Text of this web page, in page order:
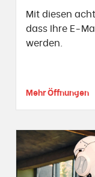
Mit diesen
dass Ihre E-
werden.
Mehr Öffnungen